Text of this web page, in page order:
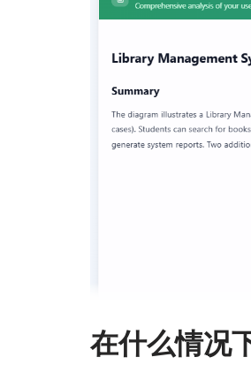
在什么情况